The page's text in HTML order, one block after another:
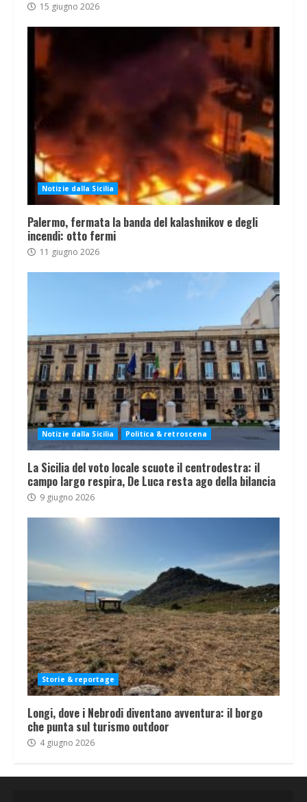
15 giugno 2026
Notizie dalla Sicilia
Palermo, fermata la banda del kalashnikov e degli
incendi: otto fermi
11 giugno 2026
Notizie dalla Sicilia Politica & retroscena
La Sicilia del voto locale scuote il centrodestra: il
campo largo respira, De Luca resta ago della bilancia
9 giugno 2026
Storie & reportage
Longi, dove i Nebrodi diventano avventura: il borgo
che punta sul turismo outdoor
4 giugno 2026